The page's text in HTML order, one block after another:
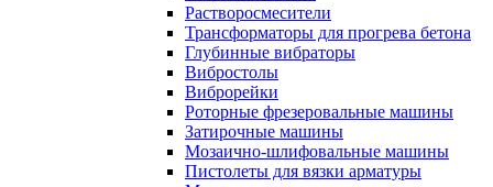
Растворосмесители
Трансформаторы для прогрева бетона
Глубинные вибраторы
Вибростолы
Виброрейки
Роторные фрезеровальные машины
Затирочные машины
Мозаично-шлифовальные машины
Пистолеты для вязки арматуры